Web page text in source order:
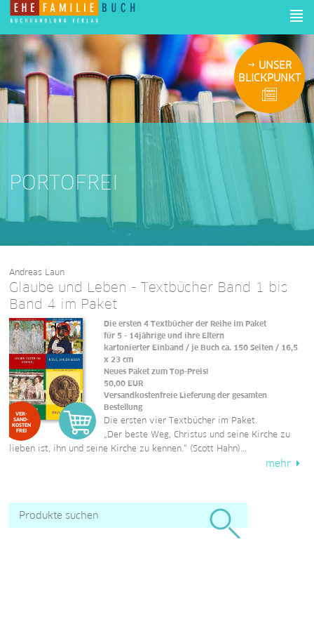
UNSER
BLICKPUNKT
PORTOFREI
Andreas Laun
Glaube und Leben - Textbücher Band 1 bis
Band 4 im Paket
VER-
SAND-
KOSTEN
FREI
Die ersten 4 Textbücher der Reihe im Paket
für 5 - 14jährige und ihre Eltern
kartonierter Einband / je Buch ca. 150 Seiten / 16,5
x 23 cm
Neues Paket zum Top-Preis!
50,00 EUR
Versandkostenfreie Lieferung der gesamten
Bestellung
Die ersten vier Textbücher im Paket.
„Der beste Weg, Christus und seine Kirche zu
lieben ist, ihn und seine Kirche zu kennen.“ (Scott Hahn)...
mehr